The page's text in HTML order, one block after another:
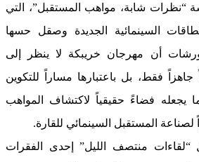
“نظرات شابة، مواهب المستقبل”، التي
السينمائية الجديدة وصقل حسها
أن مهرجان خريبكة لا ينظر إلى
جاهزاً فقط، بل باعتبارها مساراً للتكوين
ما يجعله فضاءً حقيقياً لاكتشاف المواهب
لصناعة المستقبل السينمائي للقارة.
منتصف الليل” إحدى الفقرات